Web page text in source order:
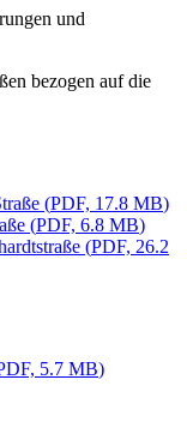
und
bezogen auf die
(PDF, 17.8 MB)
(PDF, 6.8 MB)
(PDF, 26.2
5.7 MB)